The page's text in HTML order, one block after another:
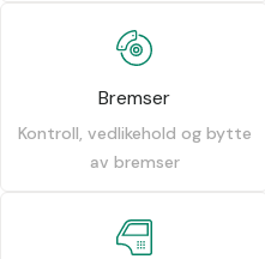
Bremser
Kontroll, vedlikehold og bytte
av bremser